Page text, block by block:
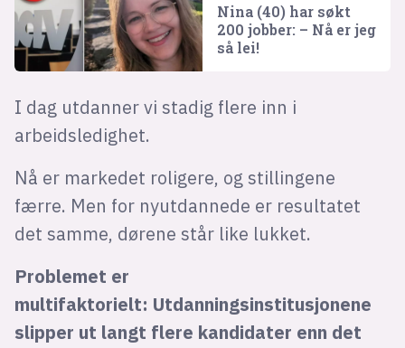
Nina (40) har søkt
200 jobber: – Nå er jeg
så lei!
I dag utdanner vi stadig flere inn i
arbeidsledighet.
Nå er markedet roligere, og stillingene
færre. Men for nyutdannede er resultatet
det samme, dørene står like lukket.
Problemet er
multifaktorielt: Utdanningsinstitusjonene
slipper ut langt flere kandidater enn det